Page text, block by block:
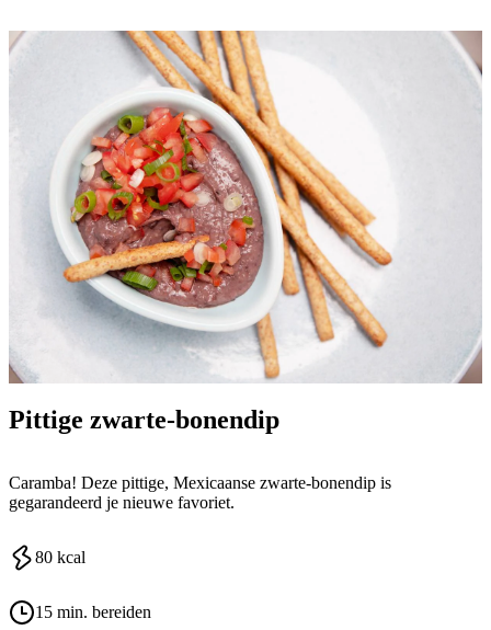
Pittige zwarte-bonendip
Caramba! Deze pittige, Mexicaanse zwarte-bonendip is
gegarandeerd je nieuwe favoriet.
80 kcal
15 min. bereiden